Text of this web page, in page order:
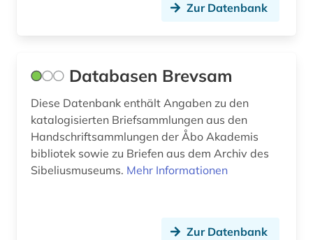
Zur Datenbank
Databasen Brevsam
Diese Datenbank enthält Angaben zu den
katalogisierten Briefsammlungen aus den
Handschriftsammlungen der Åbo Akademis
bibliotek sowie zu Briefen aus dem Archiv des
Sibeliusmuseums. Mehr Informationen
Zur Datenbank